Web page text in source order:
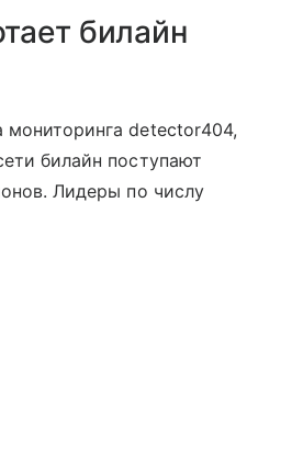
билайн
detector404,
билайн поступают
Лидеры по числу